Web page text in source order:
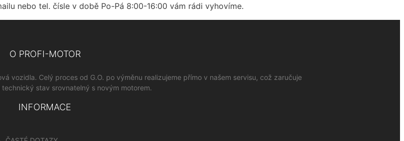
nebo tel. čísle v době Po-Pá 8:00-16:00 vám rádi vyhovíme.
O PROFI-MOTOR
vozidla. Celý proces od G.O. po výměnu realizujeme přímo v našem servisu, což zaručuje
technický stav srovnatelný s novým motorem.
INFORMACE